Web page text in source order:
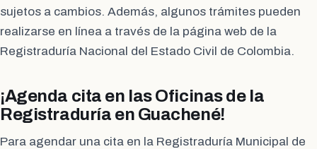
sujetos a cambios. Además, algunos trámites pueden
realizarse en línea a través de la página web de la
Registraduría Nacional del Estado Civil de Colombia.
¡Agenda cita en las Oficinas de la
Registraduría en Guachené!
Para agendar una cita en la Registraduría Municipal de